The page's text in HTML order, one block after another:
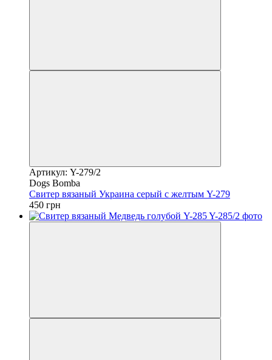
Артикул: Y-279/2
Dogs Bomba
Свитер вязаный Украина серый с желтым Y-279
450 грн